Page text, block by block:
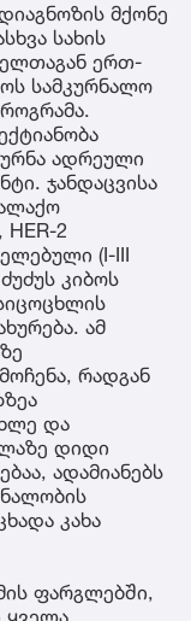
მქონე
სახის
ერთ-
სამკურნალო
ადრეული
ჯანდაცვისა
2
(I-III
კიბოს
ამ
რადგან
და
დიდი
ადამიანებს
კახა
ფარგლებში,